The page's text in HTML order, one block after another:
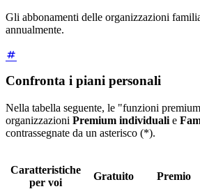
Gli abbonamenti delle organizzazioni
annualmente.
Confronta i piani personali
Nella tabella seguente, le "funzioni
organizzazioni Premium individuali e
contrassegnate da un asterisco (*).
Caratteristiche
per voi
Gratuito Premio